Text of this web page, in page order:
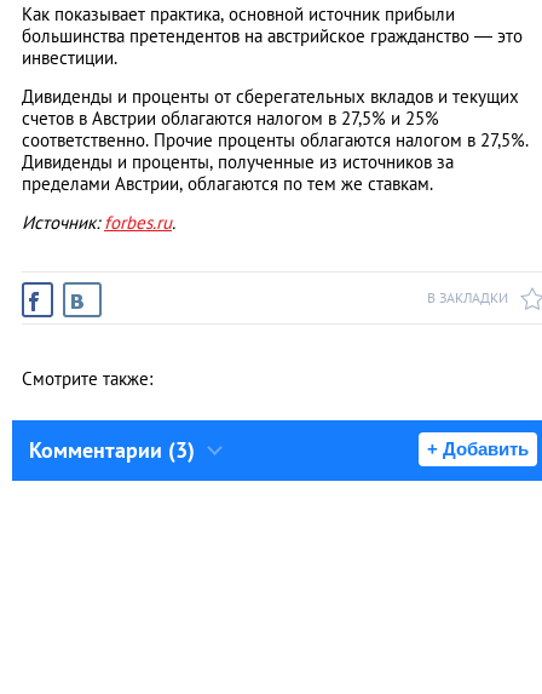
Как показывает практика, основной источник прибыли
большинства претендентов на австрийское гражданство — это
инвестиции.
Дивиденды и проценты от сберегательных вкладов и текущих
счетов в Австрии облагаются налогом в 27,5% и 25%
соответственно. Прочие проценты облагаются налогом в 27,5%.
Дивиденды и проценты, полученные из источников за
пределами Австрии, облагаются по тем же ставкам.
Источник:forbes.ru.
В ЗАКЛАДКИ
Смотрите также:
Комментарии (3) + Добавить